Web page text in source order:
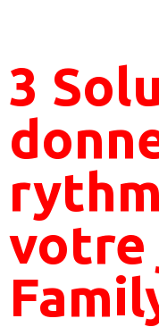
3
votre